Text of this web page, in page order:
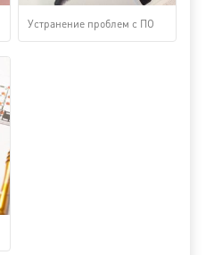
Устранение проблем с ПО